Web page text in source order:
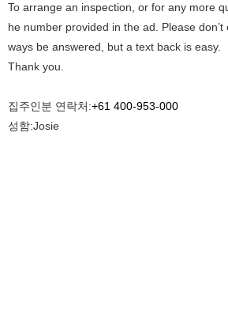
To arrange an inspection, or for any more
he number provided in the ad. Please don’t
ways be answered, but a text back is easy.
Thank you.
집주인분 연락처:+61 400-953-000
성함:Josie